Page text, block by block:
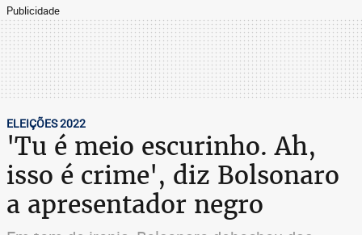
Publicidade
ELEIÇÕES 2022
'Tu é meio escurinho. Ah,
isso é crime', diz Bolsonaro
a apresentador negro